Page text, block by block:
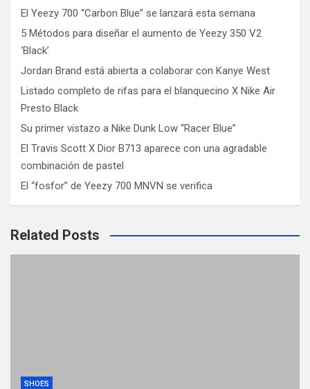
El Yeezy 700 “Carbon Blue” se lanzará esta semana
5 Métodos para diseñar el aumento de Yeezy 350 V2
‘Black’
Jordan Brand está abierta a colaborar con Kanye West
Listado completo de rifas para el blanquecino X Nike Air
Presto Black
Su primer vistazo a Nike Dunk Low “Racer Blue”
El Travis Scott X Dior B713 aparece con una agradable
combinación de pastel
El “fosfor” de Yeezy 700 MNVN se verifica
Related Posts
SHOES